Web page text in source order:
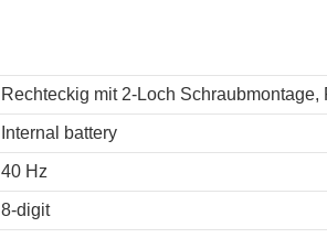
Rechteckig mit 2-Loch
Internal battery
40 Hz
8-digit